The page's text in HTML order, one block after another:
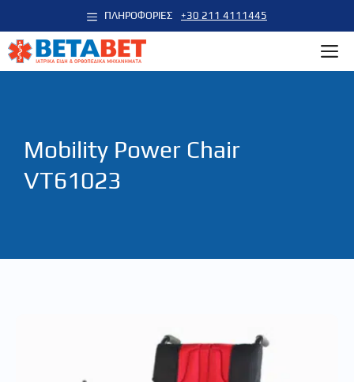
σε
περιεχόμενο
+30 211 4111445
ΠΛΗΡΟΦΟΡΙΕΣ
Mobility Power Chair
VT61023